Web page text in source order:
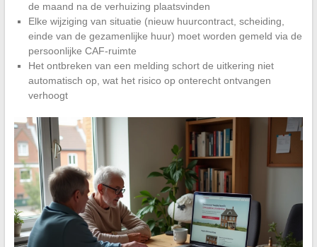
de maand na de verhuizing plaatsvinden
Elke wijziging van situatie (nieuw huurcontract, scheiding,
einde van de gezamenlijke huur) moet worden gemeld via de
persoonlijke CAF-ruimte
Het ontbreken van een melding schort de uitkering niet
automatisch op, wat het risico op onterecht ontvangen
verhoogt